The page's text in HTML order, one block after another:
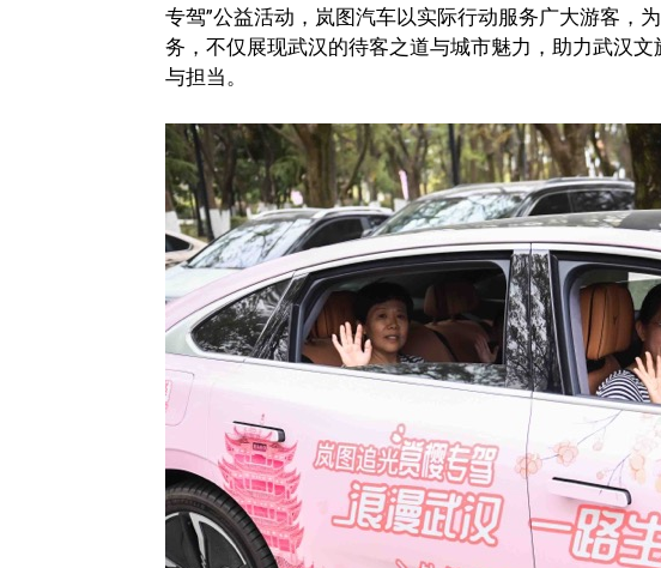
专驾”公益活动，岚图汽车以实际行动服务广大游客，
务，不仅展现武汉的待客之道与城市魅力，助力武汉
与担当。